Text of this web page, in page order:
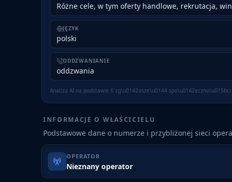
Różne cele, w tym oferty handlowe, rekrutacja,
JĘZYK
polski
ODDZWANIANIE
oddzwania
Analiza AI na podstawie 6 zg\u0142osze\u0144 spo\u0142eczno\u015bci
INFORMACJE O WŁAŚCICIELU
Podstawowe dane o numerze i przybliżonej sieci
OPERATOR
Nieznany operator